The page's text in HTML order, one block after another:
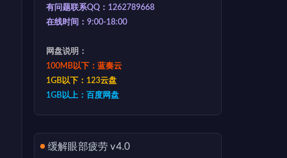
有问题联系QQ：1262789668
在线时间：9:00-18:00
网盘说明：
100MB以下：蓝奏云
1GB以下：123云盘
1GB以上：百度网盘
缓解眼部疲劳 v4.0